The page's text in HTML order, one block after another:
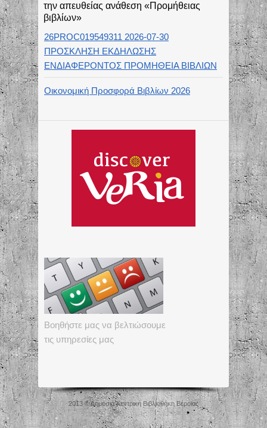
την απευθείας ανάθεση «Προμήθειας
βιβλίων»
26PROC019549311 2026-07-30
ΠΡΟΣΚΛΗΣΗ ΕΚΔΗΛΩΣΗΣ
ΕΝΔΙΑΦΕΡΟΝΤΟΣ ΠΡΟΜΗΘΕΙΑ ΒΙΒΛΙΩΝ
Οικονομική Προσφορά Βιβλίων 2026
Βοηθήστε μας να βελτιώσουμε
τις υπηρεσίες μας
2013 © Δημόσια Κεντρική Βιβλιοθήκη Βέροιας